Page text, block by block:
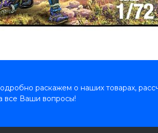
раскажем о наших товарах,
все Ваши вопросы!